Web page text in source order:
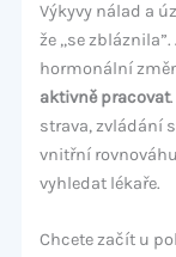
Výkyvy nálad a
že „se
hormonální
aktivně pracovat
strava, zvládání
vnitřní
vyhledat lékaře.
Chcete začít u